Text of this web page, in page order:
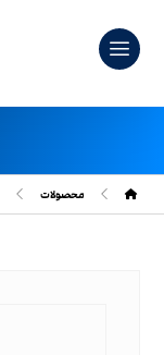
محصولات